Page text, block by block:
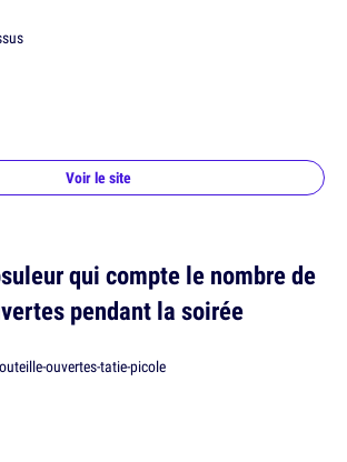
Voir le site
qui compte le nombre de
pendant la soirée